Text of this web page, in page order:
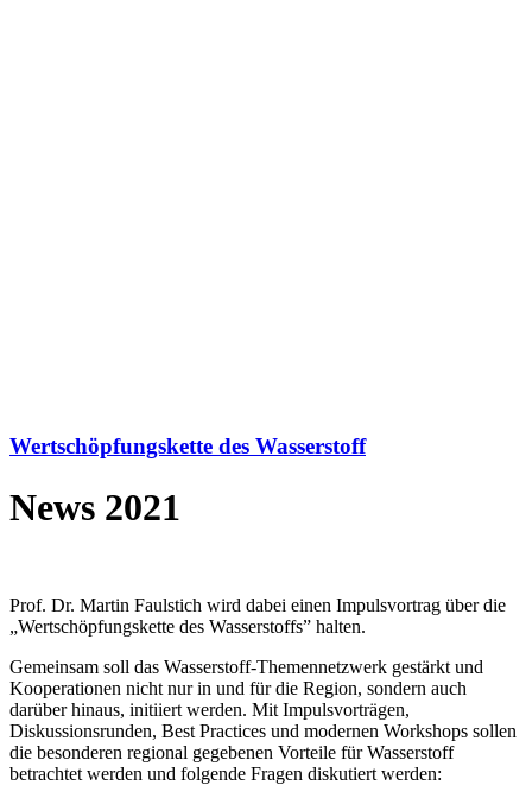
Wertschöpfungskette des Wasserstoff
News 2021
Prof. Dr. Martin Faulstich wird dabei einen Impulsvortrag über die
„Wertschöpfungskette des Wasserstoffs” halten.
Gemeinsam soll das Wasserstoff-Themennetzwerk gestärkt und
Kooperationen nicht nur in und für die Region, sondern auch
darüber hinaus, initiiert werden. Mit Impulsvorträgen,
Diskussionsrunden, Best Practices und modernen Workshops sollen
die besonderen regional gegebenen Vorteile für Wasserstoff
betrachtet werden und folgende Fragen diskutiert werden: